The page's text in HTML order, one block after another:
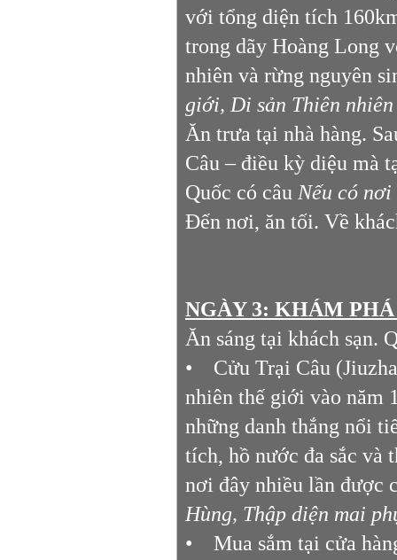
với tổng diện tích
trong dãy Hoàng Long
nhiên và rừng nguyên
giới, Di sản Thiên
Ăn trưa tại nhà hàng.
Câu – điều kỳ diệu mà
Quốc có câu Nếu có
Đến nơi, ăn tối. Về
NGÀY 3: KHÁM
Ăn sáng tại khách sạn.
• Cửu Trại Câu
nhiên thế giới vào năm
những danh thắng nổi
tích, hồ nước đa sắc và
nơi đây nhiều lần được
Hùng, Thập diện mai
• Mua sắm tại cửa